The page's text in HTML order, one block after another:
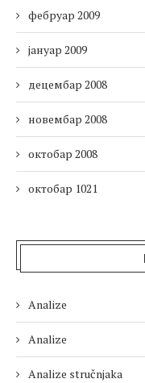
фебруар 2009
јануар 2009
децембар 2008
новембар 2008
октобар 2008
октобар 1021
Analize
Analize
Analize stručnjaka